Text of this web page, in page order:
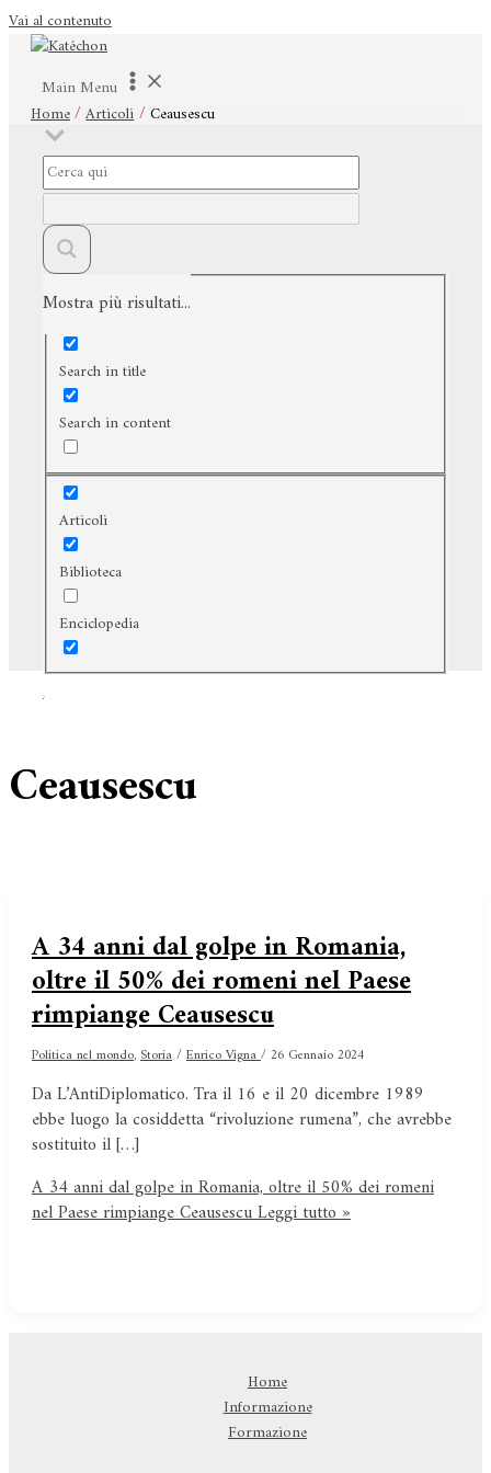
Vai al contenuto
Main Menu
Home Articoli Ceausescu
Mostra più risultati...
Exact matches only
Search in title
Search in content
Articoli
Biblioteca
Enciclopedia
Ceausescu
A 34 anni dal golpe in Romania,
oltre il 50% dei romeni nel Paese
rimpiange Ceausescu
Politica nel mondo,Storia/Enrico Vigna/26 Gennaio 2024
Da L’AntiDiplomatico. Tra il 16 e il 20 dicembre 1989
ebbe luogo la cosiddetta “rivoluzione rumena”, che avrebbe
sostituito il […]
A 34 anni dal golpe in Romania, oltre il 50% dei romeni
nel Paese rimpiange CeausescuLeggi tutto »
Home
Informazione
Formazione